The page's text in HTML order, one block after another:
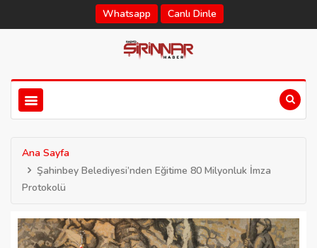
Whatsapp Canlı Dinle
Ana Sayfa
Şahinbey Belediyesi’nden Eğitime 80 Milyonluk İmza
Protokolü